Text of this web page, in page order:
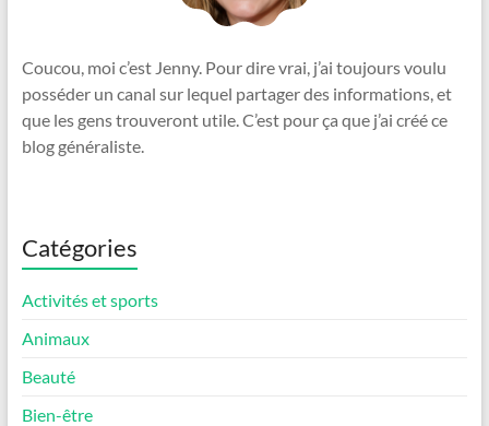
Coucou, moi c’est Jenny. Pour dire vrai, j’ai toujours voulu
posséder un canal sur lequel partager des informations, et
que les gens trouveront utile. C’est pour ça que j’ai créé ce
blog généraliste.
Catégories
Activités et sports
Animaux
Beauté
Bien-être